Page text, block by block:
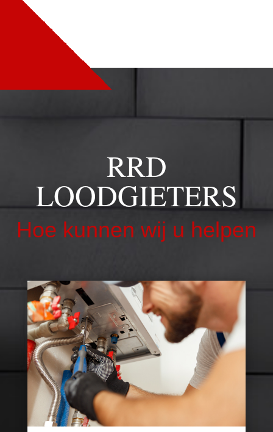
RRD
LOODGIETERS
Hoe kunnen wij u helpen